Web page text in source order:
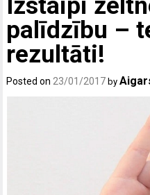
palīdzību –
rezultāti!
Posted on 23/01/2017 by